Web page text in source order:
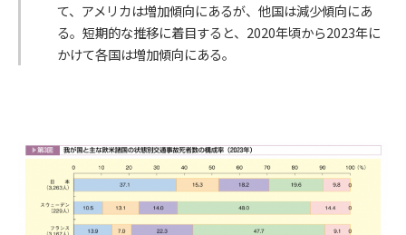
て、アメリカは増加傾向にあるが、他国は減少傾向にあ
る。短期的な推移に着目すると、2020年頃から2023年に
かけて各国は増加傾向にある。